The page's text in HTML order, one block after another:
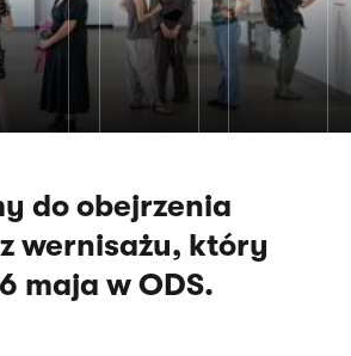
do obejrzenia
wernisażu, który
maja w ODS.